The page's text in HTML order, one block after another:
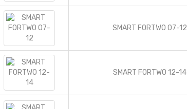
SMART FORTWO 07-12
SMART FORTWO 12-14